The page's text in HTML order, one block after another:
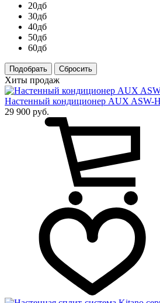
20дб
30дб
40дб
50дб
60дб
Подобрать
Хиты продаж
Настенный кондиционер AUX ASW-
29 900 руб.